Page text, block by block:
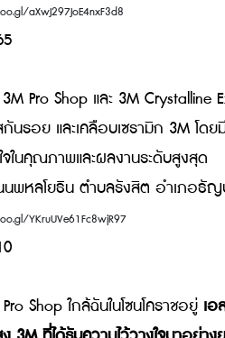
นนมิตรภาพ ตำบลสมอแข อำเ
BAd9yE8u45tD2Ao9A
ที่ใกล้เคียงไม่ควรพลาด!เพทาย
Pro Shop และยัง เป็นศูนย์รวม
นำเข้าโดยตรง พร้อมให้บริกา
ะงานติดตั้งหลังการขายทุกชิ้น
ลเชิงเนิน อำเภอเมืองระยอง